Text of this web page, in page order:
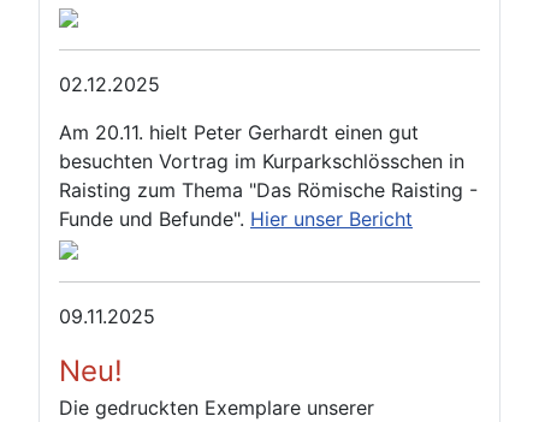
02.12.2025
Am 20.11. hielt Peter Gerhardt einen gut
besuchten Vortrag im Kurparkschlösschen in
Raisting zum Thema "Das Römische Raisting -
Funde und Befunde". Hier unser Bericht
09.11.2025
Neu!
Die gedruckten Exemplare unserer